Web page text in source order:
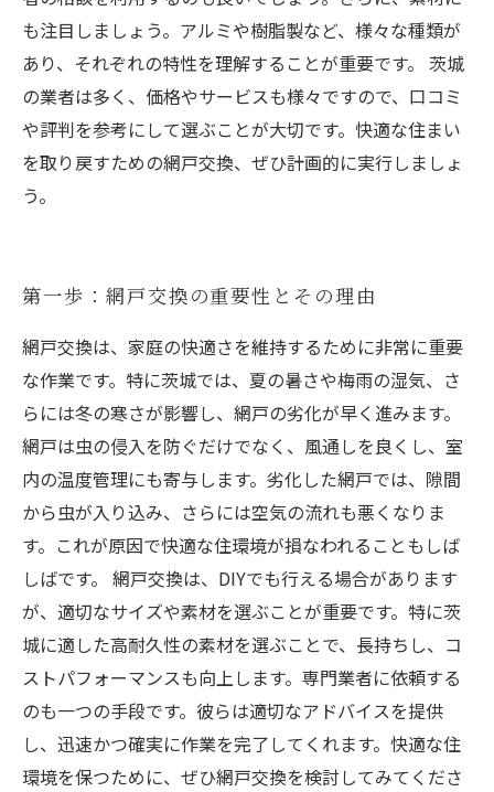
も注目しましょう。アルミや樹脂製など、様々な種類が
あり、それぞれの特性を理解することが重要です。 茨城
の業者は多く、価格やサービスも様々ですので、口コミ
や評判を参考にして選ぶことが大切です。快適な住まい
を取り戻すための網戸交換、ぜひ計画的に実行しましょ
う。
第一歩：網戸交換の重要性とその理由
網戸交換は、家庭の快適さを維持するために非常に重要
な作業です。特に茨城では、夏の暑さや梅雨の湿気、さ
らには冬の寒さが影響し、網戸の劣化が早く進みます。
網戸は虫の侵入を防ぐだけでなく、風通しを良くし、室
内の温度管理にも寄与します。劣化した網戸では、隙間
から虫が入り込み、さらには空気の流れも悪くなりま
す。これが原因で快適な住環境が損なわれることもしば
しばです。 網戸交換は、DIYでも行える場合があります
が、適切なサイズや素材を選ぶことが重要です。特に茨
城に適した高耐久性の素材を選ぶことで、長持ちし、コ
ストパフォーマンスも向上します。専門業者に依頼する
のも一つの手段です。彼らは適切なアドバイスを提供
し、迅速かつ確実に作業を完了してくれます。快適な住
環境を保つために、ぜひ網戸交換を検討してみてくださ